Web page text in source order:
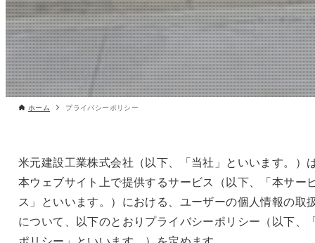
ホーム プライバシーポリシー
米元建設工業株式会社（以下、「当社」といいます。）
本ウェブサイト上で提供するサービス（以下、「本サー
ス」といいます。）における、ユーザーの個人情報の取
について、以下のとおりプライバシーポリシー（以下、